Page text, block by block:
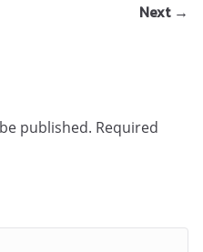
Next →
published. Required